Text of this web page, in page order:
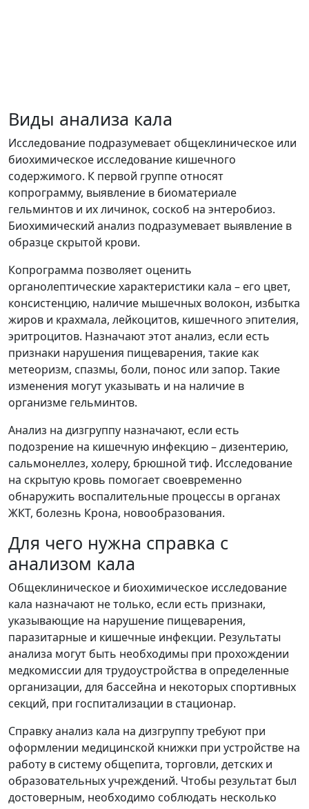
Виды анализа кала
Исследование подразумевает общеклиническое или
биохимическое исследование кишечного
содержимого. К первой группе относят
копрограмму, выявление в биоматериале
гельминтов и их личинок, соскоб на энтеробиоз.
Биохимический анализ подразумевает выявление в
образце скрытой крови.
Копрограмма позволяет оценить
органолептические характеристики кала – его цвет,
консистенцию, наличие мышечных волокон, избытка
жиров и крахмала, лейкоцитов, кишечного эпителия,
эритроцитов. Назначают этот анализ, если есть
признаки нарушения пищеварения, такие как
метеоризм, спазмы, боли, понос или запор. Такие
изменения могут указывать и на наличие в
организме гельминтов.
Анализ на дизгруппу назначают, если есть
подозрение на кишечную инфекцию – дизентерию,
сальмонеллез, холеру, брюшной тиф. Исследование
на скрытую кровь помогает своевременно
обнаружить воспалительные процессы в органах
ЖКТ, болезнь Крона, новообразования.
Для чего нужна справка с
анализом кала
Общеклиническое и биохимическое исследование
кала назначают не только, если есть признаки,
указывающие на нарушение пищеварения,
паразитарные и кишечные инфекции. Результаты
анализа могут быть необходимы при прохождении
медкомиссии для трудоустройства в определенные
организации, для бассейна и некоторых спортивных
секций, при госпитализации в стационар.
Справку анализ кала на дизгруппу требуют при
оформлении медицинской книжки при устройстве на
работу в систему общепита, торговли, детских и
образовательных учреждений. Чтобы результат был
достоверным, необходимо соблюдать несколько